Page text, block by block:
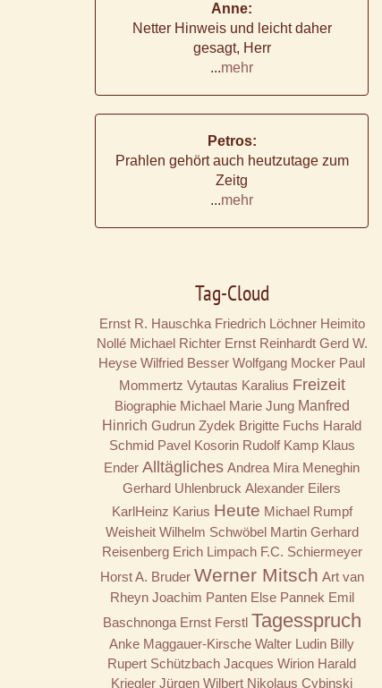
Anne:
Netter Hinweis und leicht daher
gesagt, Herr
...mehr
Petros:
Prahlen gehört auch heutzutage zum
Zeitg
...mehr
Tag-Cloud
Ernst R. Hauschka Friedrich Löchner Heimito
Nollé Michael Richter Ernst Reinhardt Gerd W.
Heyse Wilfried Besser Wolfgang Mocker Paul
Mommertz Vytautas Karalius Freizeit
Biographie Michael Marie Jung Manfred
Hinrich Gudrun Zydek Brigitte Fuchs Harald
Schmid Pavel Kosorin Rudolf Kamp Klaus
Ender Alltägliches Andrea Mira Meneghin
Gerhard Uhlenbruck Alexander Eilers
KarlHeinz Karius Heute Michael Rumpf
Weisheit Wilhelm Schwöbel Martin Gerhard
Reisenberg Erich Limpach F.C. Schiermeyer
Horst A. Bruder Werner Mitsch Art van
Rheyn Joachim Panten Else Pannek Emil
Baschnonga Ernst Ferstl Tagesspruch
Anke Maggauer-Kirsche Walter Ludin Billy
Rupert Schützbach Jacques Wirion Harald
Kriegler Jürgen Wilbert Nikolaus Cybinski